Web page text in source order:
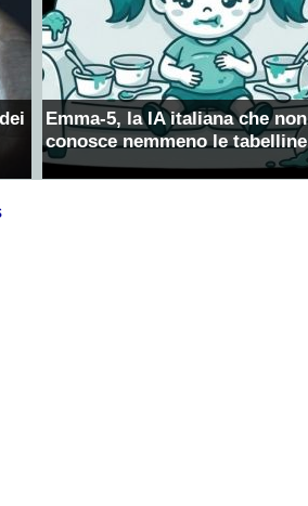
Emma-5, la IA italiana che non
conosce nemmeno le tabelline